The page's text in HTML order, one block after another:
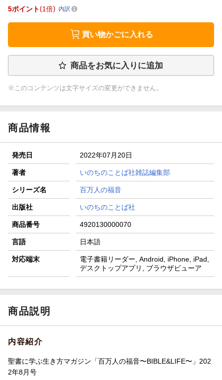
5ポイント 1倍 内訳
買い物かごに入れる
商品をお気に入りに追加
※このコンテンツは文字サイズの変更ができません。
商品情報
発売日 2022年07月20日
著者 いのちのことば社雑誌編集部
シリーズ名 百万人の福音
出版社 いのちのことば社
商品番号 4920130000070
言語 日本語
対応端末
電子書籍リーダー, Android, iPhone, iPad,
デスクトップアプリ, ブラウザビューア
商品説明
内容紹介
聖書に学ぶ生き方マガジン「百万人の福音〜BIBLE&LIFE〜」202
2年8月号